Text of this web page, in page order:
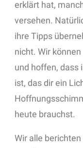
erklärt hat,
versehen.
ihre Tipps
nicht. Wir
und hoffen, dass
ist, das dir ein
heute brauchst.
Wir alle